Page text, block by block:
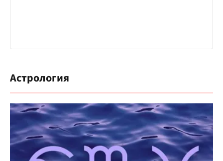
Астрология